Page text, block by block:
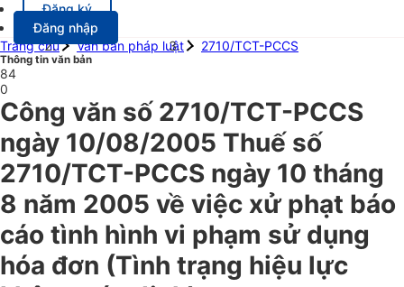
Đăng ký
Đăng nhập
Trang chủ
Văn bản pháp luật 2710/TCT-PCCS
Thông tin văn bản
84
0
Công văn số 2710/TCT-PCCS
ngày 10/08/2005 Thuế số
2710/TCT-PCCS ngày 10 tháng
8 năm 2005 về việc xử phạt báo
cáo tình hình vi phạm sử dụng
hóa đơn (Tình trạng hiệu lực